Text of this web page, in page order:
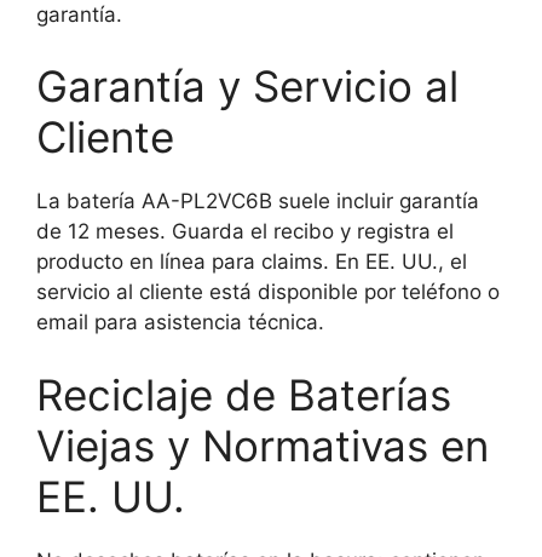
garantía.
Garantía y Servicio al
Cliente
La batería AA-PL2VC6B suele incluir garantía
de 12 meses. Guarda el recibo y registra el
producto en línea para claims. En EE. UU., el
servicio al cliente está disponible por teléfono o
email para asistencia técnica.
Reciclaje de Baterías
Viejas y Normativas en
EE. UU.